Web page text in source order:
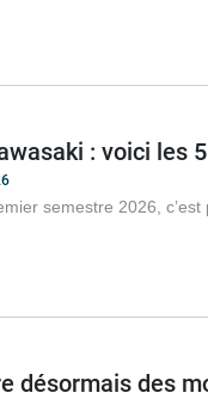
: voici les
semestre 2026,
désormais des